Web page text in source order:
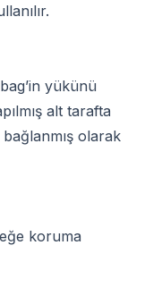
yükünü
alt tarafta
olarak
koruma